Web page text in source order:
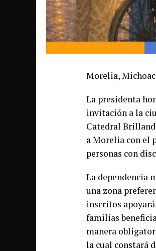
Morelia,
La presidenta
invitación a la
Catedral
a Morelia con el
personas con
La dependencia
una zona
inscritos
familias
manera
la cual constará